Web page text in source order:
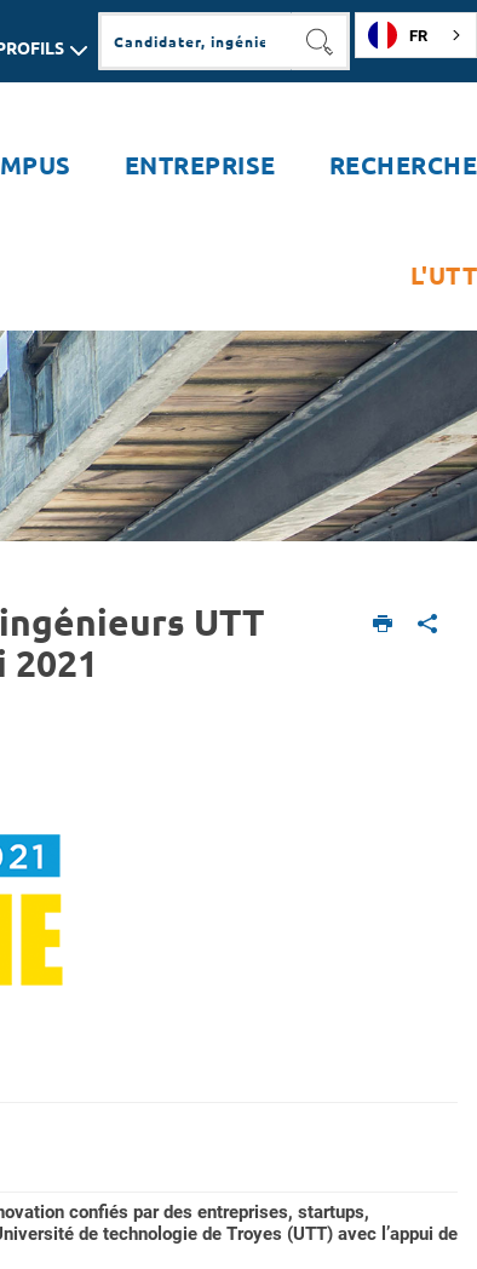
RECHERCHER
FR
ENTREPRISE RECHERCHE
L'UTT
UTT
confiés par des entreprises, startups,
de technologie de Troyes (UTT) avec l’appui de